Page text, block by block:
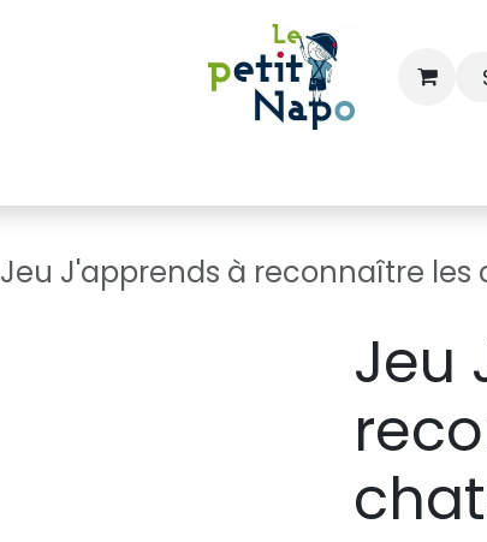
Jeu J'apprends à reconnaître les
Jeu